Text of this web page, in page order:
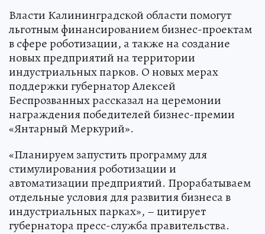
Власти Калининградской области помогут
льготным финансированием бизнес-проектам
в сфере роботизации, а также на создание
новых предприятий на территории
индустриальных парков. О новых мерах
поддержки губернатор Алексей
Беспрозванных рассказал на церемонии
награждения победителей бизнес-премии
«Янтарный Меркурий».
«Планируем запустить программу для
стимулирования роботизации и
автоматизации предприятий. Прорабатываем
отдельные условия для развития бизнеса в
индустриальных парках», – цитирует
губернатора пресс-служба правительства.